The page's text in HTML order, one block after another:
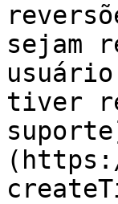
sejam
tiver